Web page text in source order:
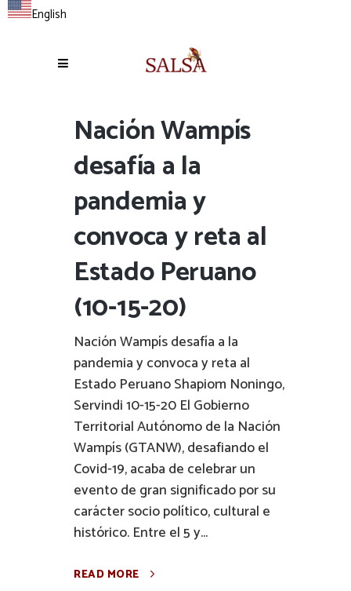
English
Nación Wampís
desafía a la
pandemia y
convoca y reta al
Estado Peruano
(10-15-20)
Nación Wampís desafía a la
pandemia y convoca y reta al
Estado Peruano Shapiom Noningo,
Servindi 10-15-20 El Gobierno
Territorial Autónomo de la Nación
Wampís (GTANW), desafiando el
Covid-19, acaba de celebrar un
evento de gran significado por su
carácter socio político, cultural e
histórico. Entre el 5 y...
READ MORE